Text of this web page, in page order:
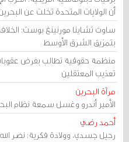
أن الولايات المتحدة تخلت عن
ساوث تشاينا مورنينغ بوست:
بتمزيق الشرق الأوسط
منظمة حقوقية تطالب بفرض
تعذيب المعتقلين
مرآة البحرين
الأمير أندرو وغسل سمعة نظام
أحمد رضي
رحيل جسدي، وولادة فكرية: نصر